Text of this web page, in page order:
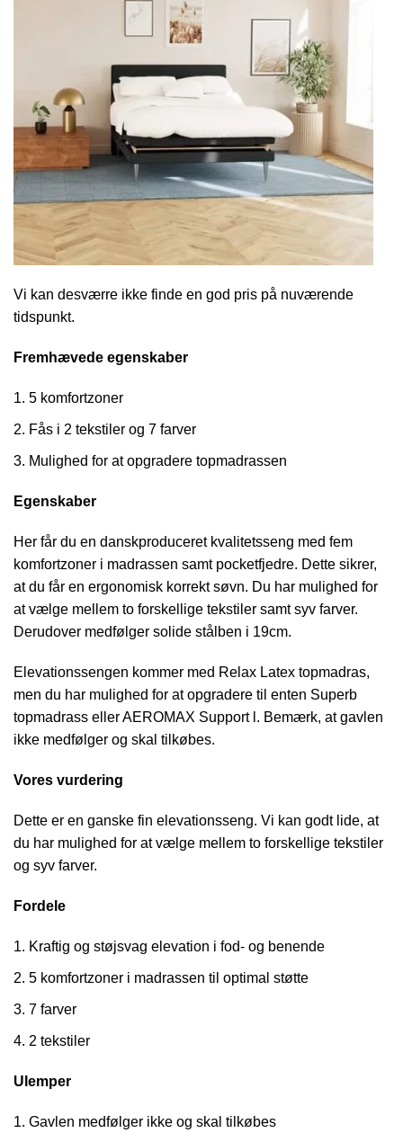
Vi kan desværre ikke finde en god pris på nuværende
tidspunkt.
Fremhævede egenskaber
5 komfortzoner
Fås i 2 tekstiler og 7 farver
Mulighed for at opgradere topmadrassen
Egenskaber
Her får du en danskproduceret kvalitetsseng med fem
komfortzoner i madrassen samt pocketfjedre. Dette sikrer,
at du får en ergonomisk korrekt søvn. Du har mulighed for
at vælge mellem to forskellige tekstiler samt syv farver.
Derudover medfølger solide stålben i 19cm.
Elevationssengen kommer med Relax Latex topmadras,
men du har mulighed for at opgradere til enten Superb
topmadrass eller AEROMAX Support l. Bemærk, at gavlen
ikke medfølger og skal tilkøbes.
Vores vurdering
Dette er en ganske fin elevationsseng. Vi kan godt lide, at
du har mulighed for at vælge mellem to forskellige tekstiler
og syv farver.
Fordele
Kraftig og støjsvag elevation i fod- og benende
5 komfortzoner i madrassen til optimal støtte
7 farver
2 tekstiler
Ulemper
Gavlen medfølger ikke og skal tilkøbes